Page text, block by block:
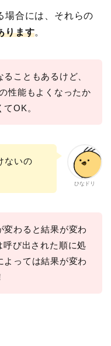
場合には、それらの
ります。
こともあるけど、
性能もよくなったか
OK。
ひなドリ
ないの
変わると結果が変わ
び出された順に処
よっては結果が変わ